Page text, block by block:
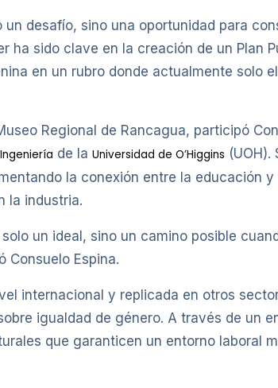
desafío, sino una oportunidad para
sido clave en la creación de un Plan
en un rubro donde actualmente solo
Regional de Rancagua, participó
de la Universidad de O’Higgins (UOH).
la conexión entre la educación
la industria.
un ideal, sino un camino posible
Consuelo Espina.
internacional y replicada en otros
igualdad de género. A través de un
que garanticen un entorno laboral